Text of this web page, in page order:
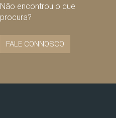
Não encontrou o que
procura?
FALE CONNOSCO